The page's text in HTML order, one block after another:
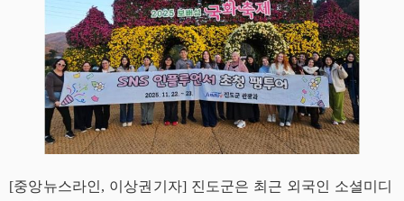
[중앙뉴스라인, 이상권기자] 진도군은 최근 외국인 소셜미디